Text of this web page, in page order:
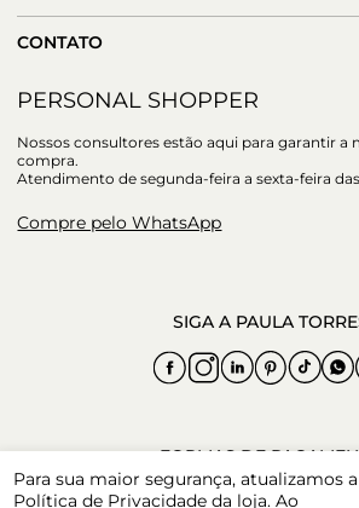
Para sua maior segurança, atualizamos a
Política de Privacidade da loja. Ao
CONTATO
PERSONAL SHOPPER
Nossos consultores estão aqui para garantir a
compra.
Atendimento de segunda-feira a sexta-feira das
Compre pelo WhatsApp